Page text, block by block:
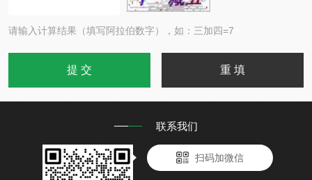
请输入计算结果（填写阿拉伯数字），如：三加四=7
联系我们
扫码加微信